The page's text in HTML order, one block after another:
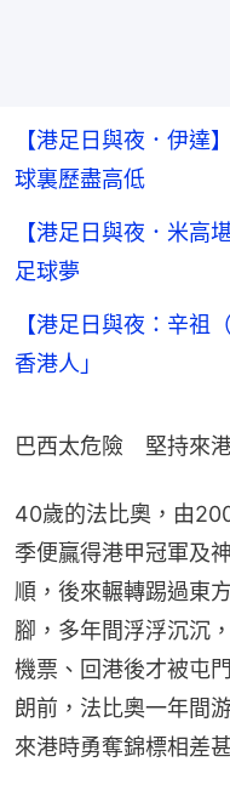
【港足日與夜．伊
球裏歷盡高低
【港足日與夜．米
足球夢
【港足日與夜：辛祖
香港人」
巴西太危險　堅持來
40歲的法比奧，由
季便贏得港甲冠軍及
順，後來輾轉踢過東
腳，多年間浮浮沉沉
機票、回港後才被屯
朗前，法比奧一年間
來港時勇奪錦標相差